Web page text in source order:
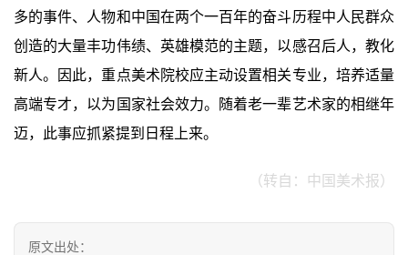
多的事件、人物和中国在两个一百年的奋斗历程中人民群众
创造的大量丰功伟绩、英雄模范的主题，以感召后人，教化
新人。因此，重点美术院校应主动设置相关专业，培养适量
高端专才，以为国家社会效力。随着老一辈艺术家的相继年
迈，此事应抓紧提到日程上来。
（转自：中国美术报）
原文出处：